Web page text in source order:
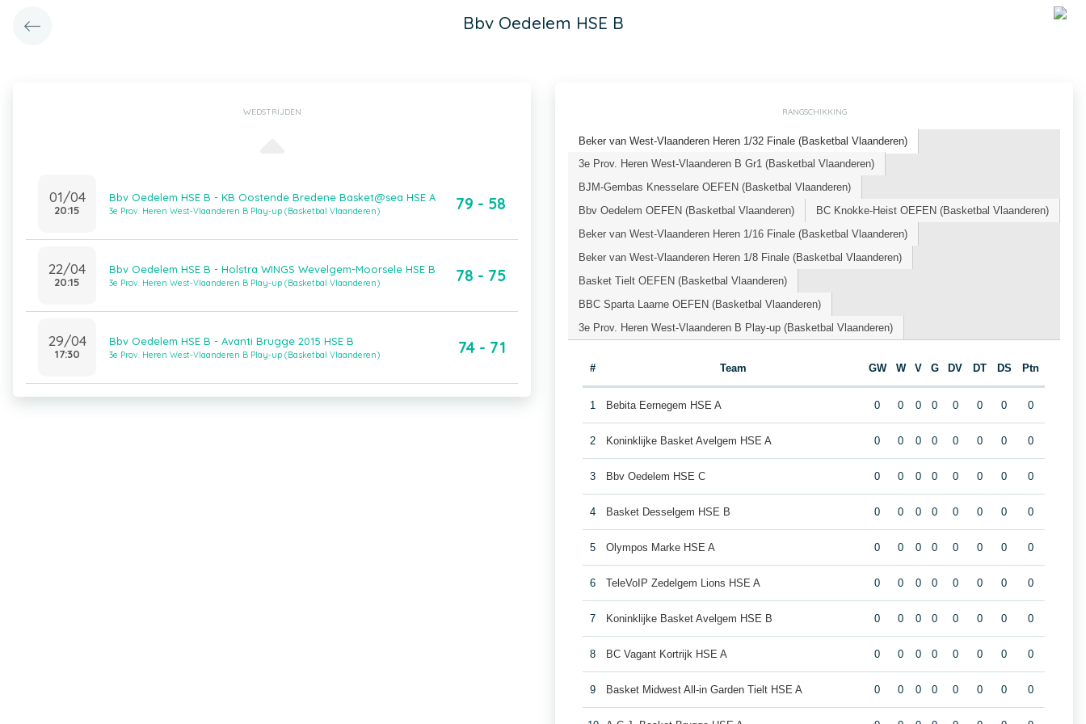
Bbv Oedelem HSE B
WEDSTRIJDEN
01/04
20:15
Bbv Oedelem HSE B - KB Oostende Bredene Basket@sea HSE A
3e Prov. Heren West-Vlaanderen B Play-up (Basketbal Vlaanderen) 79 - 58
22/04
20:15
Bbv Oedelem HSE B - Holstra WINGS Wevelgem-Moorsele HSE B
3e Prov. Heren West-Vlaanderen B Play-up (Basketbal Vlaanderen) 78 - 75
29/04
17:30
Bbv Oedelem HSE B - Avanti Brugge 2015 HSE B
3e Prov. Heren West-Vlaanderen B Play-up (Basketbal Vlaanderen) 74 - 71
RANGSCHIKKING
Beker van West-Vlaanderen Heren 1/32 Finale (Basketbal Vlaanderen)
3e Prov. Heren West-Vlaanderen B Gr1 (Basketbal Vlaanderen)
BJM-Gembas Knesselare OEFEN (Basketbal Vlaanderen)
Bbv Oedelem OEFEN (Basketbal Vlaanderen)
BC Knokke-Heist OEFEN (Basketbal Vlaanderen)
Beker van West-Vlaanderen Heren 1/16 Finale (Basketbal Vlaanderen)
Beker van West-Vlaanderen Heren 1/8 Finale (Basketbal Vlaanderen)
Basket Tielt OEFEN (Basketbal Vlaanderen)
BBC Sparta Laarne OEFEN (Basketbal Vlaanderen)
3e Prov. Heren West-Vlaanderen B Play-up (Basketbal Vlaanderen)
# Team GW W V G DV DT DS Ptn
1 Bebita Eernegem HSE A 0 0 0 0 0 0 0 0
2 Koninklijke Basket Avelgem HSE A 0 0 0 0 0 0 0 0
3 Bbv Oedelem HSE C 0 0 0 0 0 0 0 0
4 Basket Desselgem HSE B 0 0 0 0 0 0 0 0
5 Olympos Marke HSE A 0 0 0 0 0 0 0 0
6 TeleVoIP Zedelgem Lions HSE A 0 0 0 0 0 0 0 0
7 Koninklijke Basket Avelgem HSE B 0 0 0 0 0 0 0 0
8 BC Vagant Kortrijk HSE A 0 0 0 0 0 0 0 0
9 Basket Midwest All-in Garden Tielt HSE A 0 0 0 0 0 0 0 0